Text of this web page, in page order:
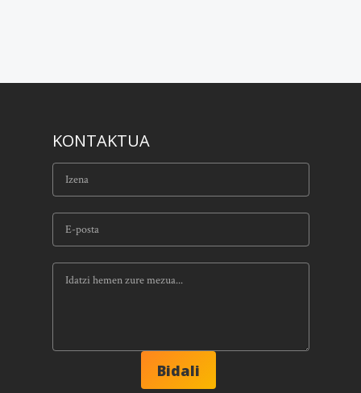
KONTAKTUA